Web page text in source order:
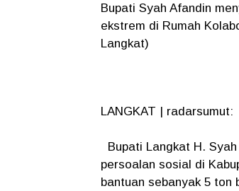
Bupati Syah Afandin
ekstrem di Rumah
Langkat)
LANGKAT | radarsumut:
Bupati Langkat H.
persoalan sosial di
bantuan sebanyak 5 ton